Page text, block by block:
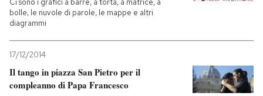
bolle, le nuvole di parole, le mappe e altri
diagrammi
17/12/2014
Il tango in piazza San Pietro per il
compleanno di Papa Francesco